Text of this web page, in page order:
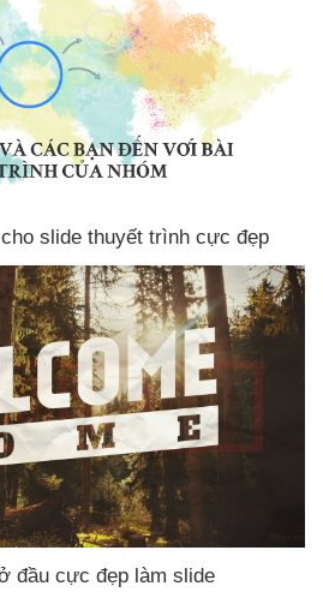
slide thuyết trình cực đẹp
đầu cực đẹp làm slide